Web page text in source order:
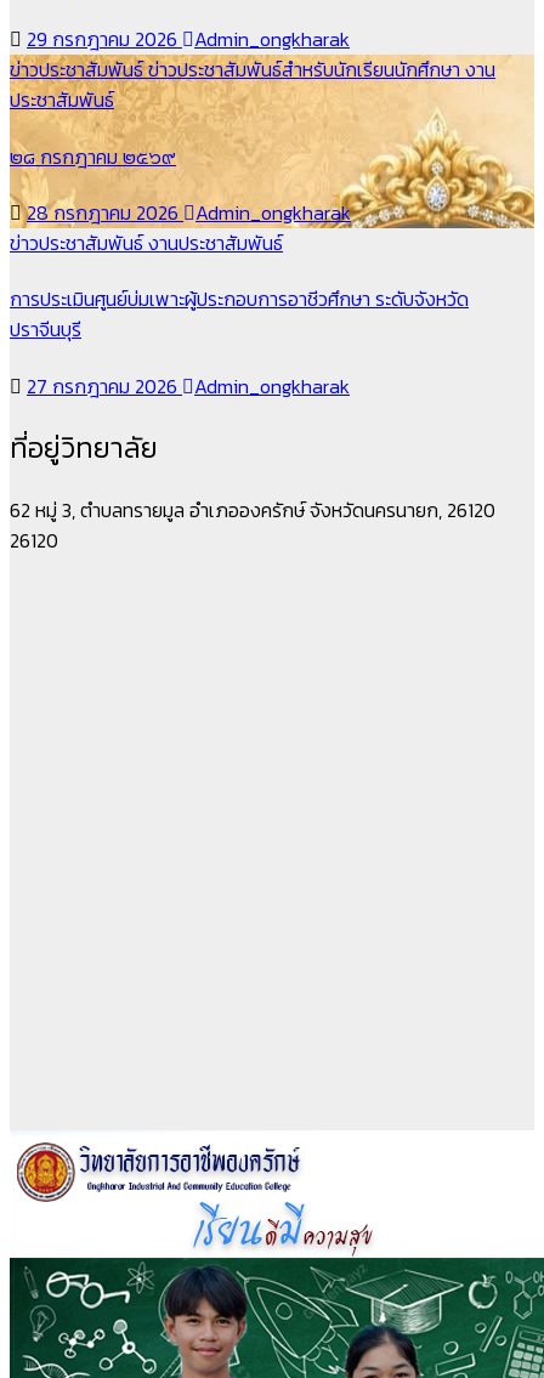
29 กรกฎาคม 2026
Admin_ongkharak
ข่าวประชาสัมพันธ์ข่าวประชาสัมพันธ์สำหรับนักเรียนนักศึกษา งาน
ประชาสัมพันธ์
๒๘ กรกฎาคม ๒๕๖๙
28 กรกฎาคม 2026
Admin_ongkharak
ข่าวประชาสัมพันธ์งานประชาสัมพันธ์
การประเมินศูนย์บ่มเพาะผู้ประกอบการอาชีวศึกษา ระดับจังหวัด
ปราจีนบุรี
27 กรกฎาคม 2026
Admin_ongkharak
ที่อยู่วิทยาลัย
62 หมู่ 3, ตำบลทรายมูล อำเภอองครักษ์ จังหวัดนครนายก, 26120
26120